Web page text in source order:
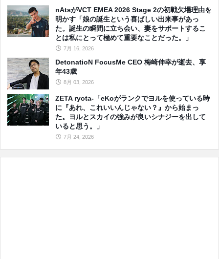
nAtsがVCT EMEA 2026 Stage 2の初戦欠場理由を
明かす「娘の誕生という喜ばしい出来事があっ
た。誕生の瞬間に立ち会い、妻をサポートするこ
とは私にとって極めて重要なことだった。」
7月 16, 2026
DetonatioN FocusMe CEO 梅崎伸幸が逝去、享
年43歳
8月 03, 2026
ZETA ryota-「eKoがランクでヨルを使っている時
に『あれ、これいいんじゃない？』から始まっ
た。ヨルとスカイの強みが良いシナジーを出して
いると思う。」
7月 24, 2026